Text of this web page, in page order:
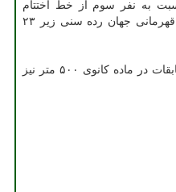
نسبت به نفر سوم از خط اختتام
گذشت و در رده چهارم مسابقات قهرمانی جهان رده سنی زیر ۲۳
قایقران ایران فردا و در ادامه مسابقات در ماده کانوی ۵۰۰ متر نیز